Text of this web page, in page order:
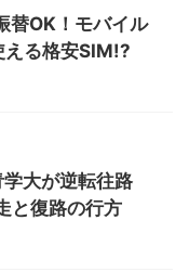
替OK！モバイル
る格安SIM!?
大が逆転往路
と復路の行方